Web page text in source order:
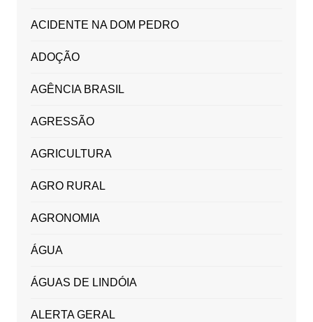
ACIDENTE NA DOM PEDRO
ADOÇÃO
AGÊNCIA BRASIL
AGRESSÃO
AGRICULTURA
AGRO RURAL
AGRONOMIA
ÁGUA
ÁGUAS DE LINDÓIA
ALERTA GERAL